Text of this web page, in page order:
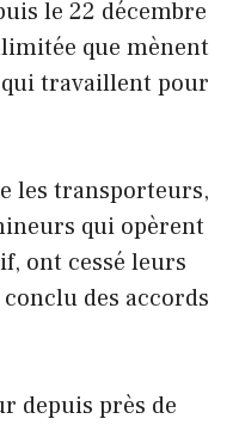
le 22 décembre
que mènent
travaillent pour
les transporteurs,
qui opèrent
ont cessé leurs
des accords
depuis près de